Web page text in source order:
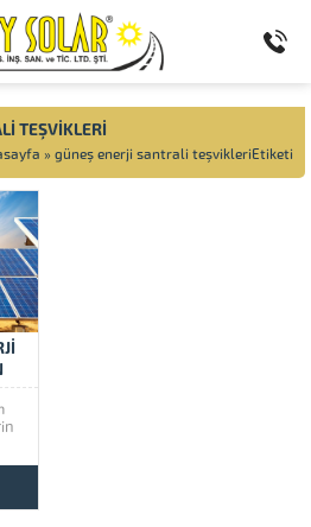
TEŞVIKLERI
» güneş enerji santrali teşvikleriEtiketi